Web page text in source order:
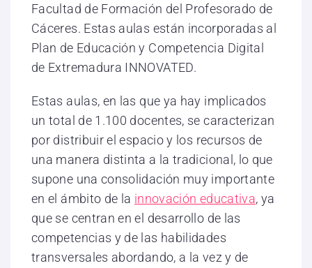
Facultad de Formación del Profesorado de
Cáceres. Estas aulas están incorporadas al
Plan de Educación y Competencia Digital
de Extremadura INNOVATED.
Estas aulas, en las que ya hay implicados
un total de 1.100 docentes, se caracterizan
por distribuir el espacio y los recursos de
una manera distinta a la tradicional, lo que
supone una consolidación muy importante
en el ámbito de la innovación educativa, ya
que se centran en el desarrollo de las
competencias y de las habilidades
transversales abordando, a la vez y de